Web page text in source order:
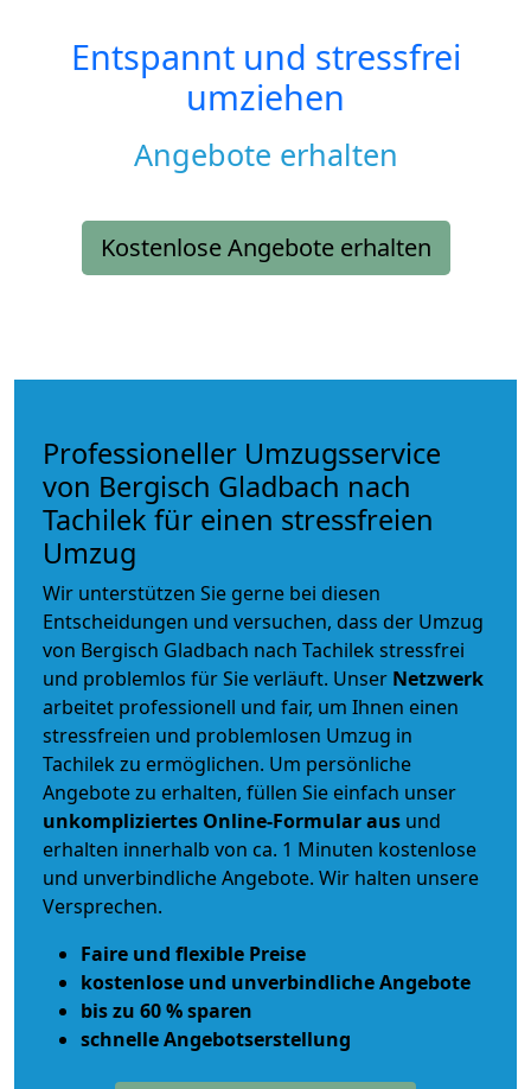
Entspannt und stressfrei
umziehen
Angebote erhalten
Kostenlose Angebote erhalten
Professioneller Umzugsservice
von Bergisch Gladbach nach
Tachilek für einen stressfreien
Umzug
Wir unterstützen Sie gerne bei diesen
Entscheidungen und versuchen, dass der Umzug
von Bergisch Gladbach nach Tachilek stressfrei
und problemlos für Sie verläuft. Unser Netzwerk
arbeitet professionell und fair, um Ihnen einen
stressfreien und problemlosen Umzug in
Tachilek zu ermöglichen. Um persönliche
Angebote zu erhalten, füllen Sie einfach unser
unkompliziertes Online-Formular aus und
erhalten innerhalb von ca. 1 Minuten kostenlose
und unverbindliche Angebote. Wir halten unsere
Versprechen.
Faire und flexible Preise
kostenlose und unverbindliche Angebote
bis zu 60 % sparen
schnelle Angebotserstellung